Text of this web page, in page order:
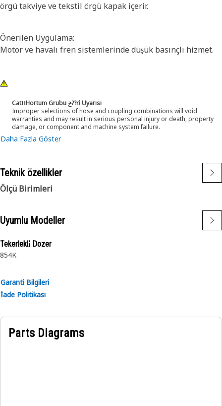
örgü takviye ve tekstil örgü kapak içerir.
Önerilen Uygulama:
Motor ve havalı fren sistemlerinde düşük basınçlı hizmet.
CatΠHortum Grubu ݲ??ri Uyarısı
Improper selections of hose and coupling combinations will void
warranties and may result in serious personal injury or death, property
damage, or component and machine system failure.
Daha Fazla Göster
Teknik özellikler
Ölçü Birimleri
Uyumlu Modeller
Tekerlekli̇ Dozer
854K
Garanti Bilgileri
İade Politikası
Parts Diagrams